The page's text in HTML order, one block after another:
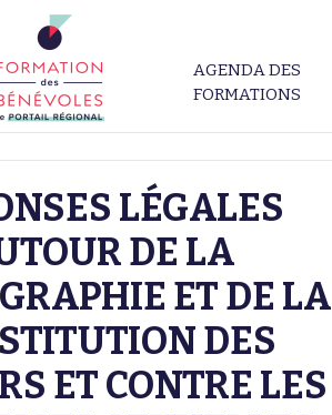
AGENDA DES
FORMATIONS
LÉGALES
DE LA
ET DE LA
DES
ET CONTRE LES